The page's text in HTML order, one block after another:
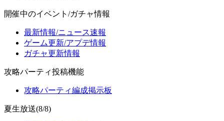
開催中のイベント/ガチャ情報
最新情報/ニュース速報
ゲーム更新/アプデ情報
ガチャ更新情報
攻略パーティ投稿機能
攻略パーティ編成掲示板
夏生放送(8/8)